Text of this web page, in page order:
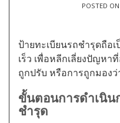
POSTED ON
ป้ายทะเบียนรถชำรุดถือ
เร็ว เพื่อหลีกเลี่ยงปัญหา
ถูกปรับ หรือการถูกมอง
ขั้นตอนการดำเนิน
ชำรุด